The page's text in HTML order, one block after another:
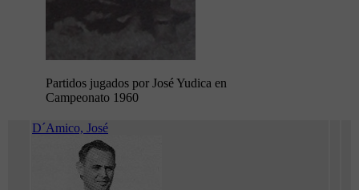
Partidos jugados por José Yudica en
Campeonato 1960
D´Amico, José